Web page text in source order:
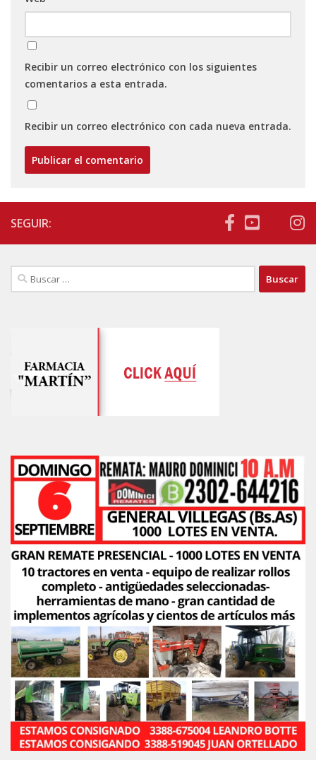
Recibir un correo electrónico con los siguientes
comentarios a esta entrada.
Recibir un correo electrónico con cada nueva entrada.
SEGUIR:
Buscar: